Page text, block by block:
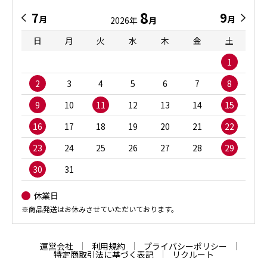
7月 2026年 8月 9月
日
月 火 水 木 金
土
1
2
3 4 5 6 7
8
9
10 11 12 13 14
15
16
17 18 19 20 21
22
23
24 25 26 27 28
29
30
31
休業日
※商品発送はお休みさせていただいております。
運営会社 利用規約 プライバシーポリシー
特定商取引法に基づく表記 リクルート